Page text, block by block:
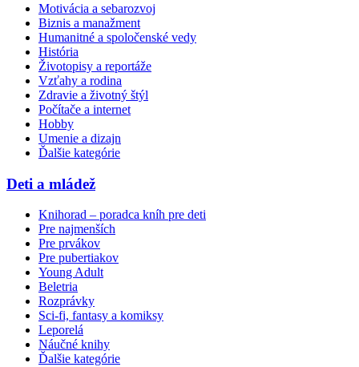
Motivácia a sebarozvoj
Biznis a manažment
Humanitné a spoločenské vedy
História
Životopisy a reportáže
Vzťahy a rodina
Zdravie a životný štýl
Počítače a internet
Hobby
Umenie a dizajn
Ďalšie kategórie
Deti a mládež
Knihorad – poradca kníh pre deti
Pre najmenších
Pre prvákov
Pre pubertiakov
Young Adult
Beletria
Rozprávky
Sci-fi, fantasy a komiksy
Leporelá
Náučné knihy
Ďalšie kategórie